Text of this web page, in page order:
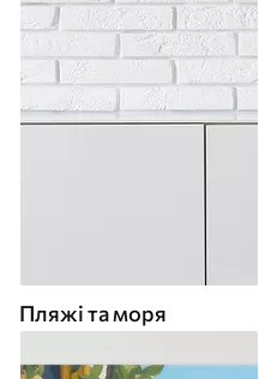
Пляжі та моря